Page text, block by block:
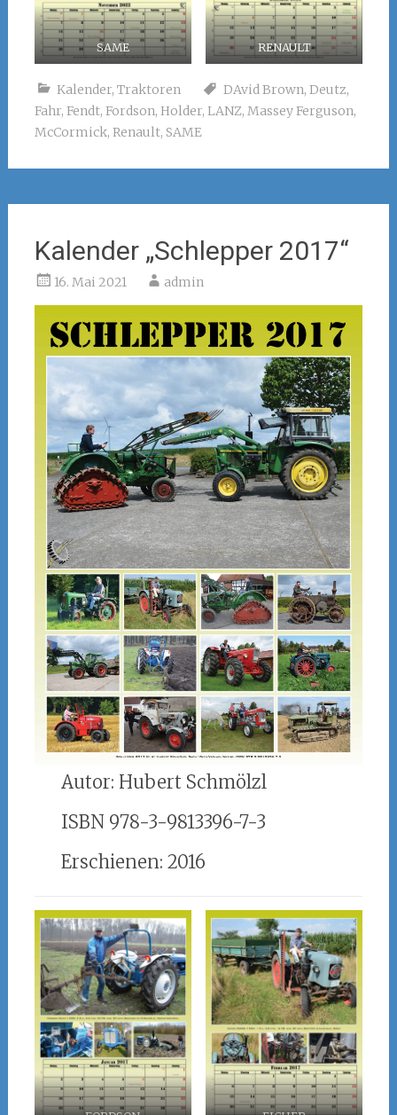
SAME RENAULT
Kalender, Traktoren DAvid Brown, Deutz,
Fahr, Fendt, Fordson, Holder, LANZ, Massey Ferguson,
McCormick, Renault, SAME
Kalender „Schlepper 2017“
16. Mai 2021 admin
Autor: Hubert Schmölzl
ISBN 978-3-9813396-7-3
Erschienen: 2016